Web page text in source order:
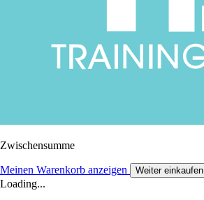
Zwischensumme
Meinen Warenkorb anzeigen Weiter einkaufen
Loading...